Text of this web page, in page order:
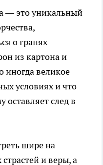
— это уникальный
о гранях
из картона и
иногда великое
условиях и что
оставляет след в
шире на
и веры, а